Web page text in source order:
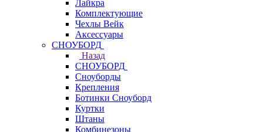
Лайкра
Комплектующие
Чехлы Вейк
Аксессуары
СНОУБОРД
Назад
СНОУБОРД
Сноуборды
Крепления
Ботинки Сноуборд
Куртки
Штаны
Комбинезоны